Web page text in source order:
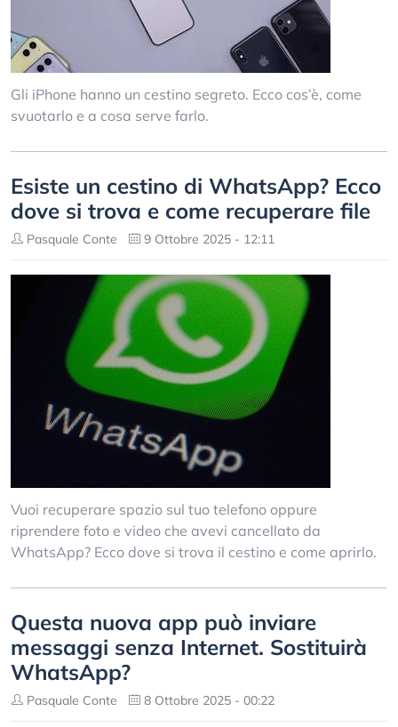
Gli iPhone hanno un cestino segreto. Ecco cos’è, come
svuotarlo e a cosa serve farlo.
Esiste un cestino di WhatsApp? Ecco
dove si trova e come recuperare file
Pasquale Conte 9 Ottobre 2025 - 12:11
Vuoi recuperare spazio sul tuo telefono oppure
riprendere foto e video che avevi cancellato da
WhatsApp? Ecco dove si trova il cestino e come aprirlo.
Questa nuova app può inviare
messaggi senza Internet. Sostituirà
WhatsApp?
Pasquale Conte 8 Ottobre 2025 - 00:22